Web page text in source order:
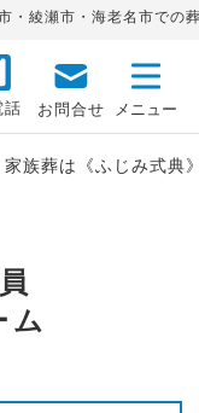
・綾瀬市・海老名市での
話 お問合せ
族葬は《ふじみ式典
ム